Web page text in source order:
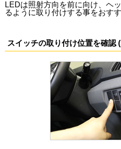
LEDは照射方向を前に向け、ヘ
るように取り付けする事をおすす
スイッチの取り付け位置を確認